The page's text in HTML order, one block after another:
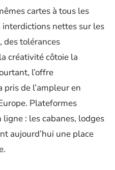
cartes à tous les
interdictions nettes sur les
des tolérances
créativité côtoie la
l’offre
de l’ampleur en
Plateformes
: les cabanes, lodges
aujourd’hui une place